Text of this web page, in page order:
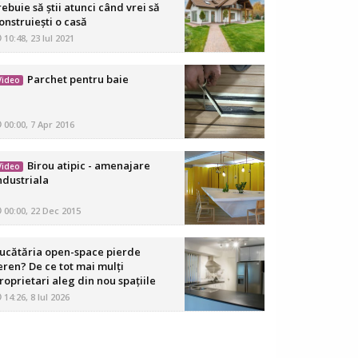
să știi atunci când vrei să
o casă
10:48, 23 Iul 2021
Parchet pentru baie
00:00, 7 Apr 2016
Birou atipic - amenajare
00:00, 22 Dec 2015
open-space pierde
De ce tot mai mulți
aleg din nou spațiile
14:26, 8 Iul 2026